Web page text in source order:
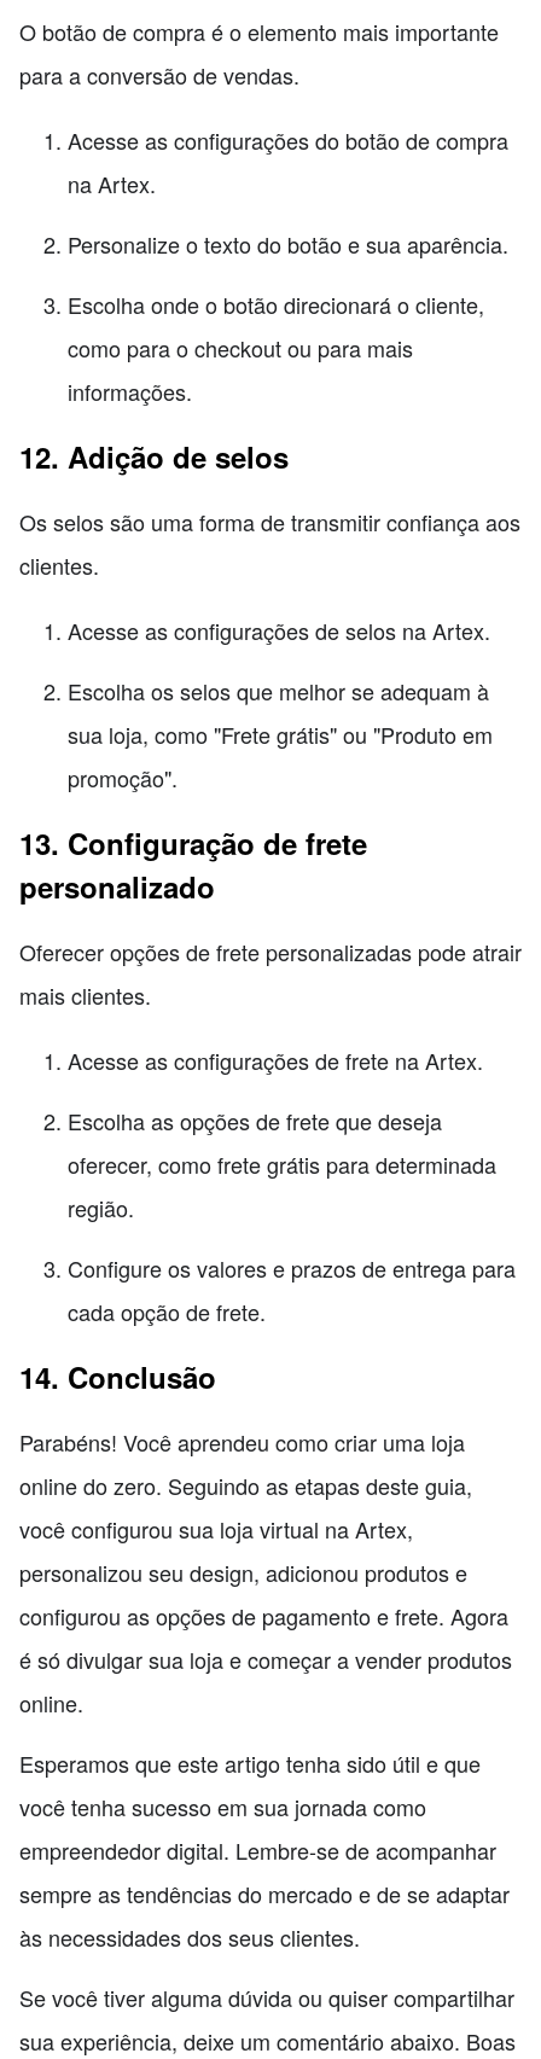
O botão de compra é o elemento mais importante
para a conversão de vendas.
Acesse as configurações do botão de compra
na Artex.
Personalize o texto do botão e sua aparência.
Escolha onde o botão direcionará o cliente,
como para o checkout ou para mais
informações.
12. Adição de selos
Os selos são uma forma de transmitir confiança aos
clientes.
Acesse as configurações de selos na Artex.
Escolha os selos que melhor se adequam à
sua loja, como "Frete grátis" ou "Produto em
promoção".
13. Configuração de frete
personalizado
Oferecer opções de frete personalizadas pode atrair
mais clientes.
Acesse as configurações de frete na Artex.
Escolha as opções de frete que deseja
oferecer, como frete grátis para determinada
região.
Configure os valores e prazos de entrega para
cada opção de frete.
14. Conclusão
Parabéns! Você aprendeu como criar uma loja
online do zero. Seguindo as etapas deste guia,
você configurou sua loja virtual na Artex,
personalizou seu design, adicionou produtos e
configurou as opções de pagamento e frete. Agora
é só divulgar sua loja e começar a vender produtos
online.
Esperamos que este artigo tenha sido útil e que
você tenha sucesso em sua jornada como
empreendedor digital. Lembre-se de acompanhar
sempre as tendências do mercado e de se adaptar
às necessidades dos seus clientes.
Se você tiver alguma dúvida ou quiser compartilhar
sua experiência, deixe um comentário abaixo. Boas